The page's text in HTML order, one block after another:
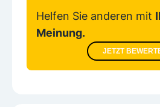
Helfen Sie anderen mit
Meinung.
JETZT